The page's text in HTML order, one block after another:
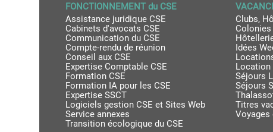
FONCTIONNEMENT du CSE
Assistance juridique CSE
Clubs,
Cabinets d'avocats CSE
Colonies
Communication du CSE
Compte-rendu de réunion
Idées
Conseil aux CSE
Expertise Comptable CSE
Location
Formation CSE
Séjours
Formation IA pour les CSE
Séjours
Expertise SSCT
Logiciels gestion CSE et Sites Web
Titres
Service annexes
Voyages
Transition écologique du CSE